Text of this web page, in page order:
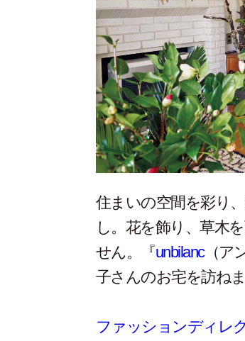
住まいの空間を彩り
し。花を飾り、草木
せん。
『unbilanc（ア
子さんのお宅を訪ねま
ファッションディレ